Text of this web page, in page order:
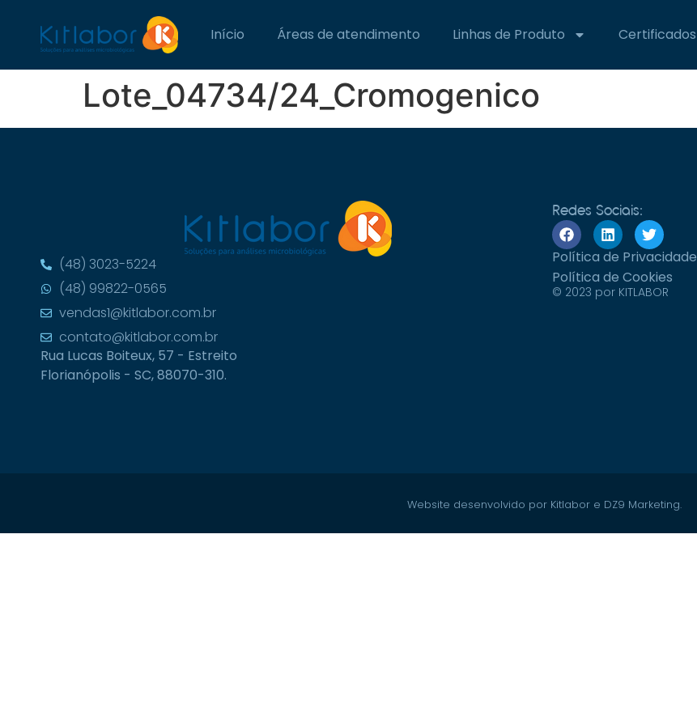
Início Áreas de atendimento Linhas de Produto Certificados
Lote_04734/24_Cromogenico
(48) 3023-5224
(48) 99822-0565
vendas1@kitlabor.com.br
contato@kitlabor.com.br
Rua Lucas Boiteux, 57 - Estreito
Florianópolis - SC, 88070-310.
Redes Sociais:
Política de Privacidade
Política de Cookies
© 2023 por KITLABOR
Website desenvolvido por Kitlabor e DZ9 Marketing.